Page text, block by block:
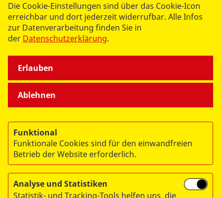
ÜBER UNS
© 2026 ASB Deutschland e.V.
Impressum
RITA
Die Cookie-Einstellungen sind über das Cookie-Icon
erreichbar und dort jederzeit widerrufbar. Alle Infos
zur Datenverarbeitung finden Sie in
der Datenschutzerklärung.
Ablehnen
Erlauben
Funktional
Funktionale Cookies sind für den einwandfreien
Betrieb der Website erforderlich.
Analyse und Statistiken
Statistik- und Tracking-Tools helfen uns, die